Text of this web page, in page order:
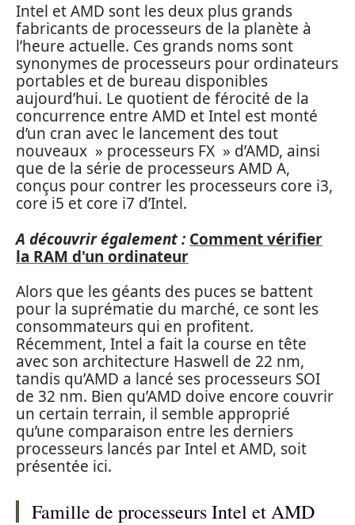
Intel et AMD sont les deux plus grands
fabricants de processeurs de la planète à
l’heure actuelle. Ces grands noms sont
synonymes de processeurs pour ordinateurs
portables et de bureau disponibles
aujourd’hui. Le quotient de férocité de la
concurrence entre AMD et Intel est monté
d’un cran avec le lancement des tout
nouveaux » processeurs FX » d’AMD, ainsi
que de la série de processeurs AMD A,
conçus pour contrer les processeurs core i3,
core i5 et core i7 d’Intel.
A découvrir également : Comment vérifier
la RAM d'un ordinateur
Alors que les géants des puces se battent
pour la suprématie du marché, ce sont les
consommateurs qui en profitent.
Récemment, Intel a fait la course en tête
avec son architecture Haswell de 22 nm,
tandis qu’AMD a lancé ses processeurs SOI
de 32 nm. Bien qu’AMD doive encore couvrir
un certain terrain, il semble approprié
qu’une comparaison entre les derniers
processeurs lancés par Intel et AMD, soit
présentée ici.
Famille de processeurs Intel et AMD